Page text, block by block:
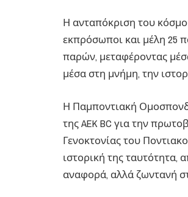
Η ανταπόκριση του
εκπρόσωποι και μέλη 25
παρών, μεταφέροντας
μέσα στη μνήμη, την
Η Παμποντιακή
της AEK BC για την
Γενοκτονίας του
ιστορική της ταυτότητα,
αναφορά, αλλά ζωντανή